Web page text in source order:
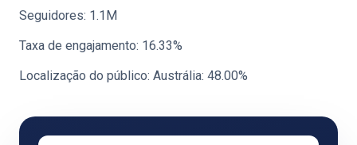
Seguidores: 1.1M
Taxa de engajamento: 16.33%
Localização do público: Austrália: 48.00%